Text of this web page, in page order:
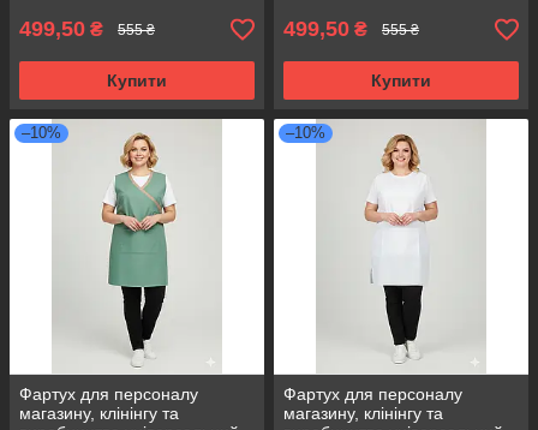
499,50 ₴ 555 ₴
Купити
499,50 ₴ 555 ₴
Купити
–10%
Фартух для персоналу
магазину, клінінгу та
–10%
Фартух для персоналу
магазину, клінінгу та